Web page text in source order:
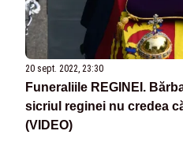
20 sept. 2022, 23:30
Funeraliile REGINEI.
sicriul reginei nu credea
(VIDEO)